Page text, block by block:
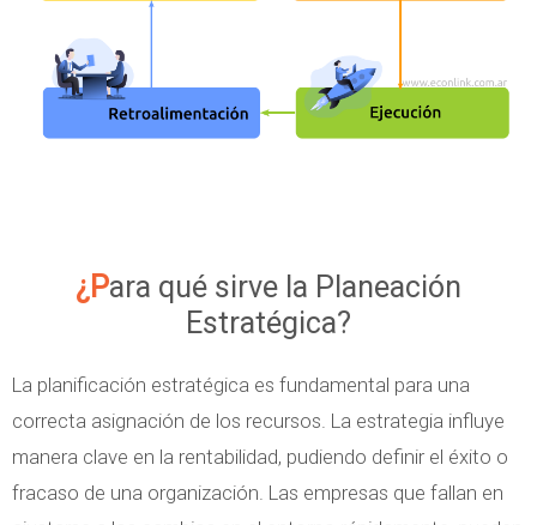
¿Para qué sirve la Planeación
Estratégica?
La planificación estratégica es fundamental para una
correcta asignación de los recursos. La estrategia influye
manera clave en la rentabilidad, pudiendo definir el éxito o
fracaso de una organización. Las empresas que fallan en